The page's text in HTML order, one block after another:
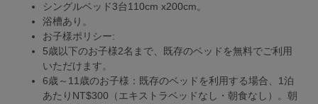
シングルベッド3台110cm x200cm。
浴槽あり。
お子様ポリシー:
5歳以下のお子様2名まで、既存のベッドを無料でご利用
いただけます。
6歳～11歳のお子様：既存のベッドを利用する場合、1泊
あたりNT$300（エキストラベッドなし・朝食なし）。朝